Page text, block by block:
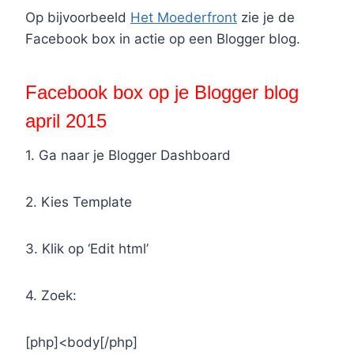
Op bijvoorbeeld Het Moederfront zie je de
Facebook box in actie op een Blogger blog.
Facebook box op je Blogger blog
april 2015
1. Ga naar je Blogger Dashboard
2. Kies Template
3. Klik op ‘Edit html’
4. Zoek:
[php]<body[/php]